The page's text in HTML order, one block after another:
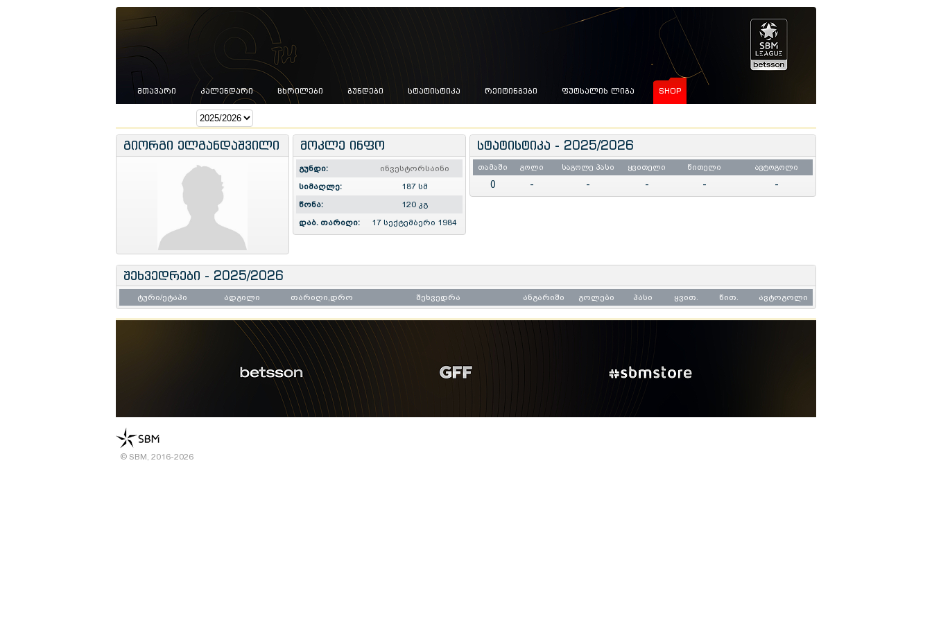
ᲛᲗᲐᲕᲐᲠᲘ ᲙᲐᲚᲔᲜᲓᲐᲠᲘ ᲪᲮᲠᲘᲚᲔᲑᲘ ᲒᲣᲜᲓᲔᲑᲘ ᲡᲢᲐᲢᲘᲡᲢᲘᲙᲐ ᲠᲔᲘᲢᲘᲜᲒᲔᲑᲘ ᲤᲣᲢᲡᲐᲚᲘᲡ ᲚᲘᲒᲐ SHOP
გიორგი ელგანდაშვილი მოკლე ინფო
გუნდი:
ინვესტორსაინი
სიმაღლე:
187 სმ
წონა:
120 კგ
დაბ. თარიღი:
17 სექტემბერი 1984
სტატისტიკა - 2025/2026
თამაში გოლი საგოლე პასი ყვითელი წითელი ავტოგოლი
0 - - - - -
შეხვედრები - 2025/2026
ტური/ეტაპი ადგილი თარიღი,დრო შეხვედრა ანგარიში გოლები პასი ყვით. წით. ავტოგოლი
© SBM, 2016-2026